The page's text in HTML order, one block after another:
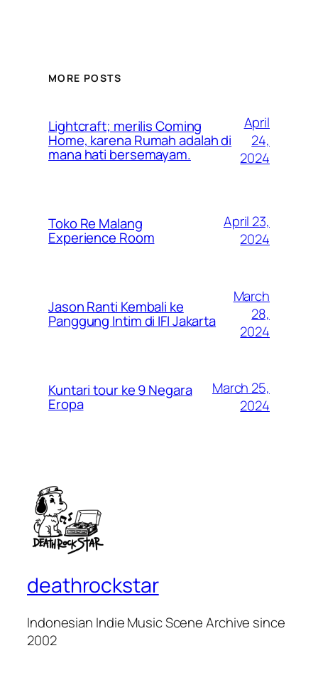
MORE POSTS
Lightcraft; merilis Coming
Home, karena Rumah adalah di
mana hati bersemayam.
April
24,
2024
Toko Re Malang
Experience Room
April 23,
2024
Jason Ranti Kembali ke
Panggung Intim di IFI Jakarta
March
28,
2024
Kuntari tour ke 9 Negara
Eropa
March 25,
2024
deathrockstar
Indonesian Indie Music Scene Archive since
2002